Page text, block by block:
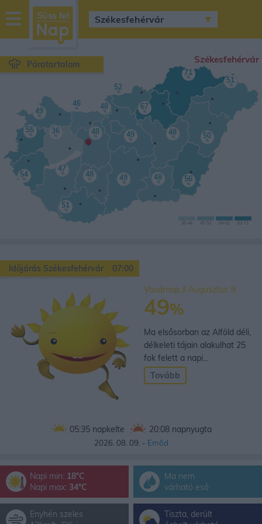
sussfelnap.hu
időjárás
Páratartalom
•
Székesfehérvár
56
%
49
% 50
%
67
%
49
%
47
% 49
%
71
% 51
%
51
%
52
%
48
%
48
%
48
%
48
%
55
%
46
% 48
%
36
%
54
%
36 -44 45 -53 54 -62 63- 71
Időjárás Székesfehérvár
07:00
Vasárnap // Augusztus 9.
49%
Ma elsősorban az Alföld déli,
délkeleti tájain alakulhat 25
fok felett a napi...
Tovább
05:35 napkelte 20:08 napnyugta
2026. 08. 09. - Emõd
Napi min: 18°C
Napi max: 34°C
Ma nem
várható eső
Enyhén szeles
Tiszta, derült